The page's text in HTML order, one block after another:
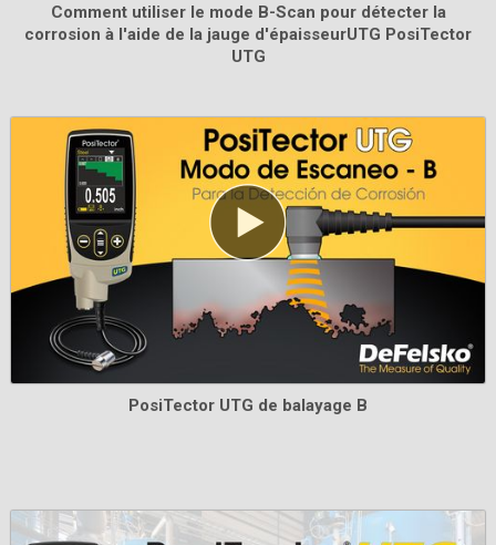
Étui PosiTector
Mallette à coque dure pratique pour transporter un
corps de jauge PosiTector et plusieurs sondes
Comment utiliser le mode B-Scan pour détecter la
corrosion à l'aide de la jauge d'épaisseurUTG PosiTector
UTG
PosiTector UTG de balayage B